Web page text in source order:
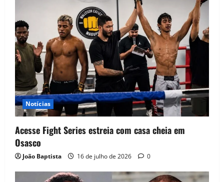
Notícias
Acesse Fight Series estreia com casa cheia em
Osasco
João Baptista 16 de julho de 2026 0